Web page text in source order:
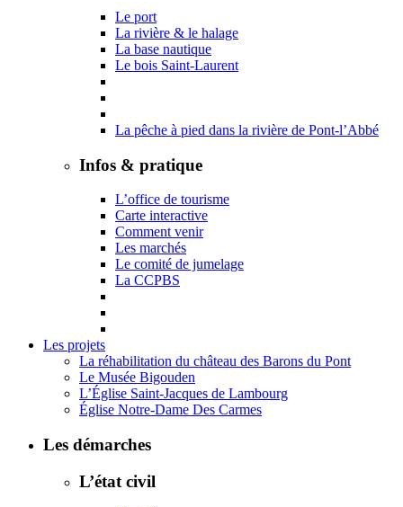
Le port
La rivière & le halage
La base nautique
Le bois Saint-Laurent
La pêche à pied dans la rivière de Pont-l’Abbé
Infos & pratique
L’office de tourisme
Carte interactive
Comment venir
Les marchés
Le comité de jumelage
La CCPBS
Les projets
La réhabilitation du château des Barons du Pont
Le Musée Bigouden
L’Église Saint-Jacques de Lambourg
Église Notre-Dame Des Carmes
Les démarches
L’état civil